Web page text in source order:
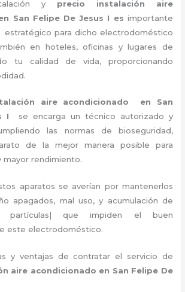
y precio instalación aire
San Felipe De Jesus I es importante
estratégico para dicho electrodoméstico
en hoteles, oficinas y lugares de
tu calidad de vida, proporcionando
aire acondicionado en San
I
se encarga un técnico autorizado y
las normas de bioseguridad,
de la mejor manera posible para
mayor rendimiento.
aparatos se averían por mantenerlos
apagados, mal uso, y acumulación de
que impiden el buen
este electrodoméstico.
y ventajas de contratar el servicio de
aire acondicionado en San Felipe De